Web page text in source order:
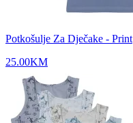
Potkošulje Za Dječake - Print
25.00KM